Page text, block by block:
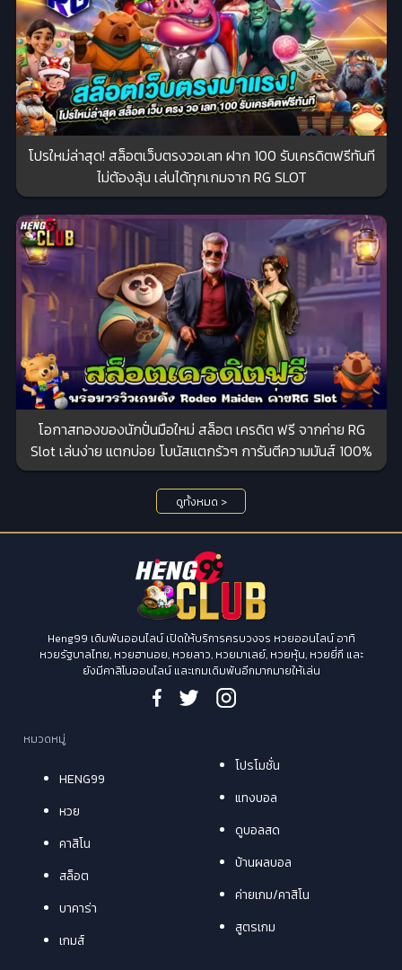
โปรใหม่ล่าสุด! สล็อตเว็บตรงวอเลท ฝาก 100 รับเครดิตฟรีทันที
ไม่ต้องลุ้น เล่นได้ทุกเกมจาก RG SLOT
โอกาสทองของนักปั่นมือใหม่ สล็อต เครดิต ฟรี จากค่าย RG
Slot เล่นง่าย แตกบ่อย โบนัสแตกรัวๆ การันตีความมันส์ 100%
ดูทั้งหมด >
Heng99 เดิมพันออนไลน์ เปิดให้บริการครบวงจร หวยออนไลน์ อาทิ
หวยรัฐบาลไทย, หวยฮานอย, หวยลาว, หวยมาเลย์, หวยหุ้น, หวยยี่กี และ
ยังมีคาสิโนออนไลน์ และเกมเดิมพันอีกมากมายให้เล่น
หมวดหมู่
HENG99
หวย
คาสิโน
สล็อต
บาคาร่า
เกมส์
โปรโมชั่น
แทงบอล
ดูบอลสด
บ้านผลบอล
ค่ายเกม/คาสิโน
สูตรเกม